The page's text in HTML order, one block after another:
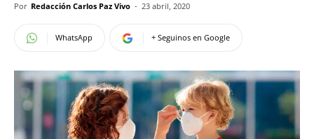
Por Redacción Carlos Paz Vivo - 23 abril, 2020
WhatsApp + Seguinos en Google